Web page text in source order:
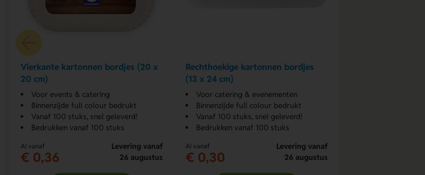
Vierkante kartonnen bordjes (20 x
20 cm)
Voor events & catering
Binnenzijde full colour bedrukt
Vanaf 100 stuks, snel geleverd!
Bedrukken vanaf 100 stuks
Al vanaf
€ 0,36
Levering vanaf
26 augustus
Rechthoekige kartonnen bordjes
(13 x 24 cm)
Voor catering & evenementen
Binnenzijde full colour bedrukt
Vanaf 100 stuks, snel geleverd!
Bedrukken vanaf 100 stuks
Al vanaf
€ 0,30
Levering vanaf
26 augustus